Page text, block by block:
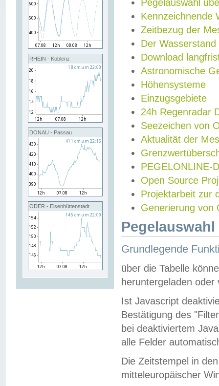
RHEIN - Koblenz
DONAU - Passau
ODER - Eisenhüttenstadt
Pegelauswahl
Kennzeichnende
Zeitbezug der
Der Wasserstand
Download
Astronomische
Höhensysteme
Einzugsgebiete
24h Regenradar
Seezeichen von
Aktualität der
PEGELONLINE-
Open Source
Projektarbeit zur
Generierung von
Grundlegende
über die Tabelle
heruntergeladen oder
Ist Javascript
Bestätigung des
bei deaktiviertem
alle Felder
Die Zeitstempel in
mitteleuropäischer